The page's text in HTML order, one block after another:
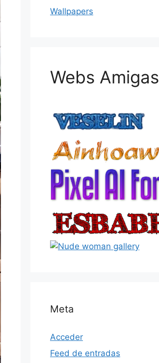
Wallpapers
Webs Amigas
Meta
Acceder
Feed de entradas